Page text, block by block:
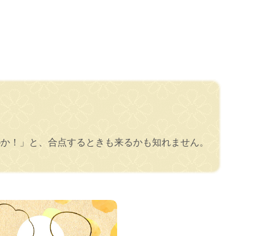
」と、合点するときも来るかも知れません。